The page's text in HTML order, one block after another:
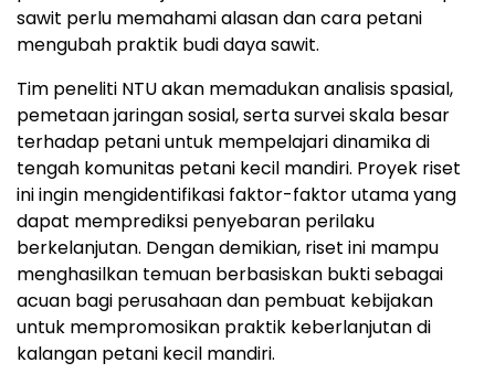
sawit perlu memahami alasan dan cara petani
mengubah praktik budi daya sawit.
Tim peneliti NTU akan memadukan analisis spasial,
pemetaan jaringan sosial, serta survei skala besar
terhadap petani untuk mempelajari dinamika di
tengah komunitas petani kecil mandiri. Proyek riset
ini ingin mengidentifikasi faktor-faktor utama yang
dapat memprediksi penyebaran perilaku
berkelanjutan. Dengan demikian, riset ini mampu
menghasilkan temuan berbasiskan bukti sebagai
acuan bagi perusahaan dan pembuat kebijakan
untuk mempromosikan praktik keberlanjutan di
kalangan petani kecil mandiri.